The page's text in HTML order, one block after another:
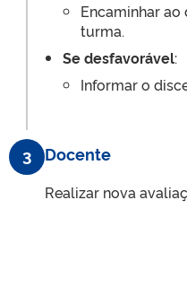
Encaminhar
turma.
Se desfavorável:
Informar o
3 Docente
Realizar nova